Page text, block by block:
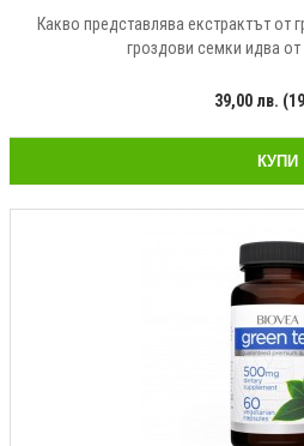
Какво представлява екстрактът от
гроздови семки идва от
39,00 лв.
КУПИ